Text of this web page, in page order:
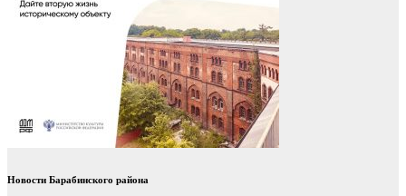
Новости Барабинского района